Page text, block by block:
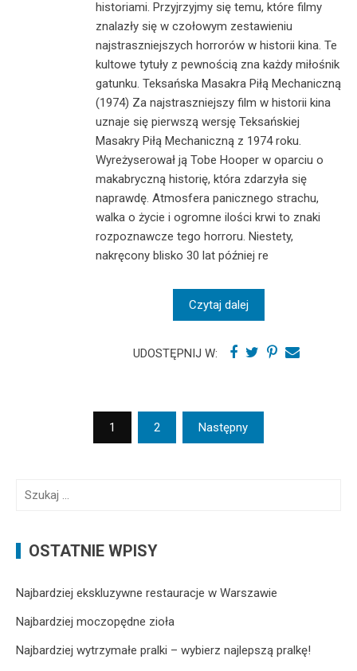
historiami. Przyjrzyjmy się temu, które filmy
znalazły się w czołowym zestawieniu
najstraszniejszych horrorów w historii kina. Te
kultowe tytuły z pewnością zna każdy miłośnik
gatunku. Teksańska Masakra Piłą Mechaniczną
(1974) Za najstraszniejszy film w historii kina
uznaje się pierwszą wersję Teksańskiej
Masakry Piłą Mechaniczną z 1974 roku.
Wyreżyserował ją Tobe Hooper w oparciu o
makabryczną historię, która zdarzyła się
naprawdę. Atmosfera panicznego strachu,
walka o życie i ogromne ilości krwi to znaki
rozpoznawcze tego horroru. Niestety,
nakręcony blisko 30 lat później re
Czytaj dalej
UDOSTĘPNIJ W:
a
j
a
p
1 2 Następny
k
OSTATNIE WPISY
Najbardziej ekskluzywne restauracje w Warszawie
Najbardziej moczopędne zioła
Najbardziej wytrzymałe pralki – wybierz najlepszą pralkę!